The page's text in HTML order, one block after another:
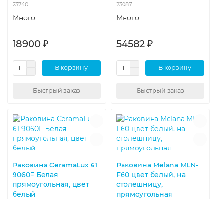
23740
Много
18900 ₽
В корзину
Быстрый заказ
23087
Много
54582 ₽
В корзину
Быстрый заказ
Раковина CeramaLux 61
9060F Белая
прямоугольная, цвет
белый
Раковина Melana MLN-
F60 цвет белый, на
столешницу,
прямоугольная